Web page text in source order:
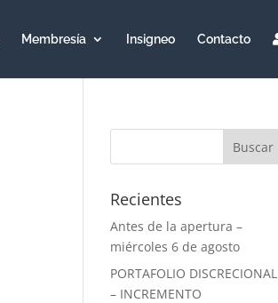
Membresía Insigneo Contacto
Recientes
Antes de la apertura –
miércoles 6 de agosto
PORTAFOLIO DISCRECIONAL
– INCREMENTO